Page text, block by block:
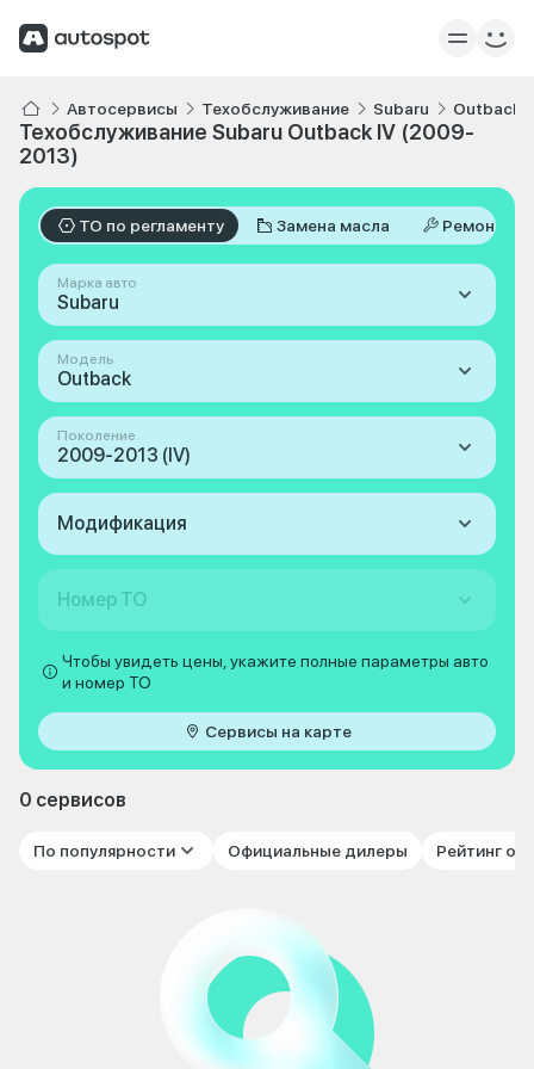
Автосервисы Техобслуживание Subaru Outback
Техобслуживание Subaru Outback IV (2009-
2013)
ТО по регламенту Замена масла Ремонт
Марка авто
Subaru
Модель
Outback
Поколение
2009-2013 (IV)
Модификация
Номер ТО
Чтобы увидеть цены, укажите полные параметры авто
и номер ТО
Сервисы на карте
0 сервисов
По популярности Официальные дилеры Рейтинг